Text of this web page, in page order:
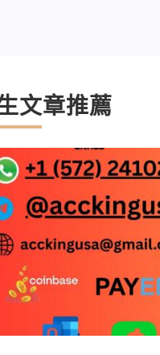
文章推薦